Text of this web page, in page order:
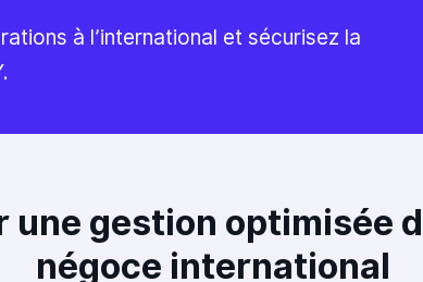
à l’international et sécurisez la
une gestion optimisée
négoce international